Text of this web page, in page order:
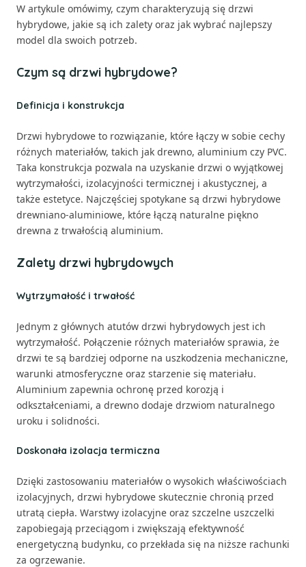
W artykule omówimy, czym charakteryzują się drzwi
hybrydowe, jakie są ich zalety oraz jak wybrać najlepszy
model dla swoich potrzeb.
Czym są drzwi hybrydowe?
Definicja i konstrukcja
Drzwi hybrydowe to rozwiązanie, które łączy w sobie cechy
różnych materiałów, takich jak drewno, aluminium czy PVC.
Taka konstrukcja pozwala na uzyskanie drzwi o wyjątkowej
wytrzymałości, izolacyjności termicznej i akustycznej, a
także estetyce. Najczęściej spotykane są drzwi hybrydowe
drewniano-aluminiowe, które łączą naturalne piękno
drewna z trwałością aluminium.
Zalety drzwi hybrydowych
Wytrzymałość i trwałość
Jednym z głównych atutów drzwi hybrydowych jest ich
wytrzymałość. Połączenie różnych materiałów sprawia, że
drzwi te są bardziej odporne na uszkodzenia mechaniczne,
warunki atmosferyczne oraz starzenie się materiału.
Aluminium zapewnia ochronę przed korozją i
odkształceniami, a drewno dodaje drzwiom naturalnego
uroku i solidności.
Doskonała izolacja termiczna
Dzięki zastosowaniu materiałów o wysokich właściwościach
izolacyjnych, drzwi hybrydowe skutecznie chronią przed
utratą ciepła. Warstwy izolacyjne oraz szczelne uszczelki
zapobiegają przeciągom i zwiększają efektywność
energetyczną budynku, co przekłada się na niższe rachunki
za ogrzewanie.